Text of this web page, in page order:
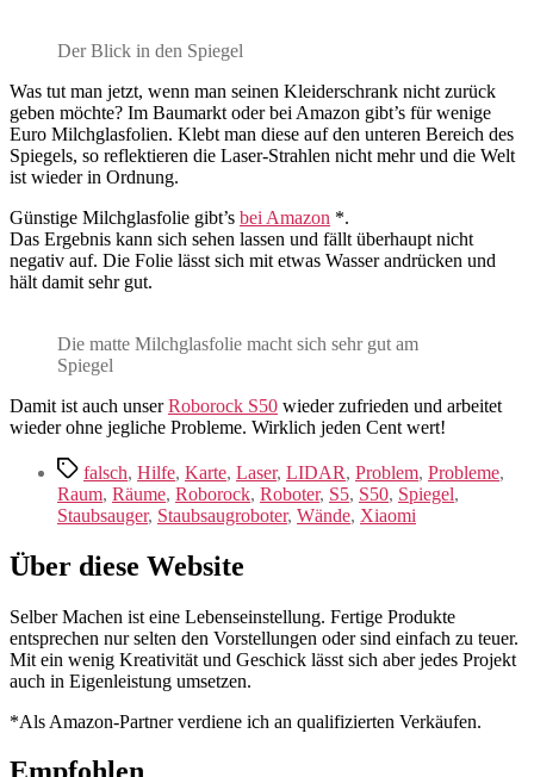
Der Blick in den Spiegel
Was tut man jetzt, wenn man seinen Kleiderschrank nicht zurück
geben möchte? Im Baumarkt oder bei Amazon gibt’s für wenige
Euro Milchglasfolien. Klebt man diese auf den unteren Bereich des
Spiegels, so reflektieren die Laser-Strahlen nicht mehr und die Welt
ist wieder in Ordnung.
Günstige Milchglasfolie gibt’s bei Amazon *.
Das Ergebnis kann sich sehen lassen und fällt überhaupt nicht
negativ auf. Die Folie lässt sich mit etwas Wasser andrücken und
hält damit sehr gut.
Die matte Milchglasfolie macht sich sehr gut am
Spiegel
Damit ist auch unserRoborock S50 wieder zufrieden und arbeitet
wieder ohne jegliche Probleme. Wirklich jeden Cent wert!
Schlagwörter
falsch, Hilfe, Karte, Laser, LIDAR, Problem, Probleme,
Raum, Räume, Roborock, Roboter, S5, S50, Spiegel,
Staubsauger, Staubsaugroboter, Wände, Xiaomi
Über diese Website
Selber Machen ist eine Lebenseinstellung. Fertige Produkte
entsprechen nur selten den Vorstellungen oder sind einfach zu teuer.
Mit ein wenig Kreativität und Geschick lässt sich aber jedes Projekt
auch in Eigenleistung umsetzen.
*Als Amazon-Partner verdiene ich an qualifizierten Verkäufen.